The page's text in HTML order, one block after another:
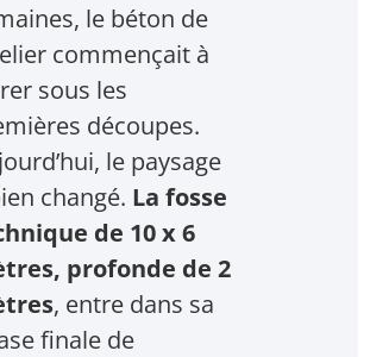
le béton de
commençait à
sous les
découpes.
le paysage
changé. La fosse
de 10 x 6
profonde de 2
, entre dans sa
finale de